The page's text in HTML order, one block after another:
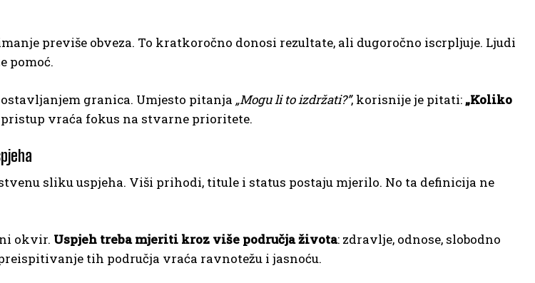
previše obveza. To kratkoročno donosi rezultate, ali dugoročno iscrpljuje. Ljudi
pomoć.
granica. Umjesto pitanja „Mogu li to izdržati?”, korisnije je pitati: „Koliko
vraća fokus na stvarne prioritete.
sliku uspjeha. Viši prihodi, titule i status postaju mjerilo. No ta definicija ne
okvir. Uspjeh treba mjeriti kroz više područja života: zdravlje, odnose, slobodno
tih područja vraća ravnotežu i jasnoću.